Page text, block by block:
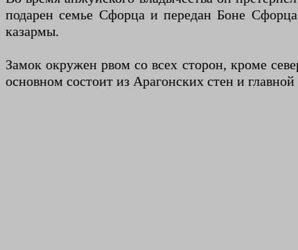
подарен семье Сфорца и передан Боне
казармы.
Замок окружен рвом со всех сторон, кроме
основном состоит из Арагонских стен и